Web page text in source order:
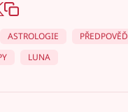
ASTROLOGIE PŘEDPOVĚĎ
LUNA